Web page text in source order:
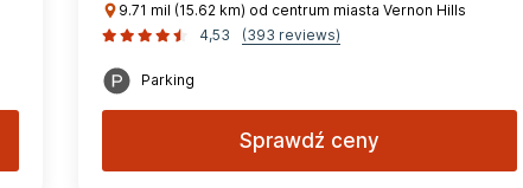
9.71 mil (15.62 km) od centrum miasta Vernon Hills
4,53
(393 reviews)
Parking
Sprawdź ceny